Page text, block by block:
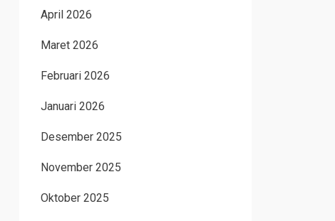
April 2026
Maret 2026
Februari 2026
Januari 2026
Desember 2025
November 2025
Oktober 2025